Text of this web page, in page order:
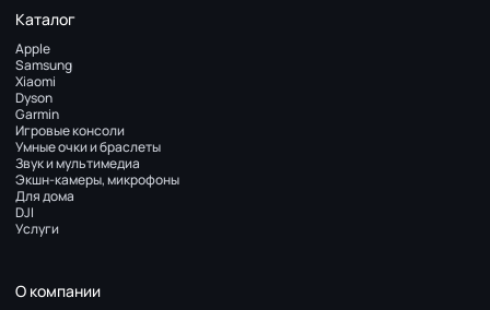
Каталог
Apple
Samsung
Xiaomi
Dyson
Garmin
Игровые консоли
Умные очки и браслеты
Звук и мультимедиа
Экшн-камеры, микрофоны
Для дома
DJI
Услуги
О компании